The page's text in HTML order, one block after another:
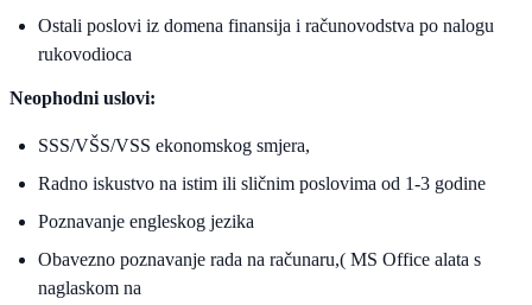
Ostali poslovi iz domena finansija i računovodstva po nalogu
rukovodioca
Neophodni uslovi:
SSS/VŠS/VSS ekonomskog smjera,
Radno iskustvo na istim ili sličnim poslovima od 1-3 godine
Poznavanje engleskog jezika
Obavezno poznavanje rada na računaru,( MS Office alata s
naglaskom na